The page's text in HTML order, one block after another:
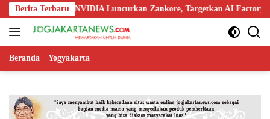
Langsung
ke
konten
Berita Terbaru
dan NVIDIA Luncurkan Zankore, Targetkan AI Factory 1 GW
Beranda Yogyakarta